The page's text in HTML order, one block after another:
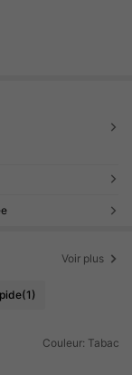
Voir plus
(1)
Couleur: Tabac